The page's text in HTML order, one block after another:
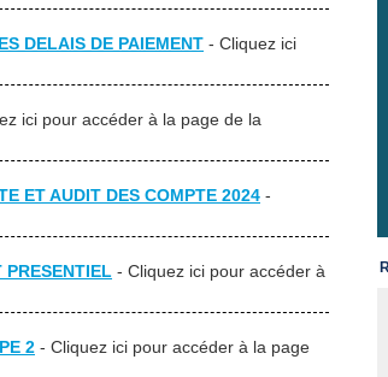
DELAIS DE PAIEMENT - Cliquez ici
ici pour accéder à la page de la
ET AUDIT DES COMPTE 2024 -
PRESENTIEL - Cliquez ici pour accéder à
2 - Cliquez ici pour accéder à la page